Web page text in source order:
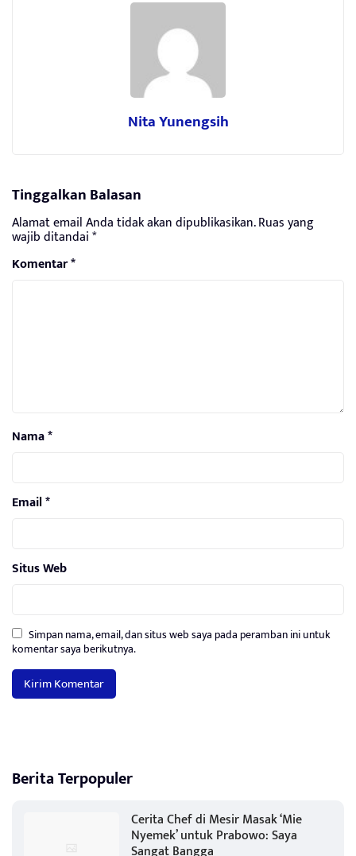
Nita Yunengsih
Tinggalkan Balasan
Alamat email Anda tidak akan dipublikasikan.Ruas yang
wajib ditandai*
Komentar*
Nama*
Email*
Situs Web
Simpan nama, email, dan situs web saya pada peramban ini untuk
komentar saya berikutnya.
Berita Terpopuler
Cerita Chef di Mesir Masak ‘Mie
Nyemek’ untuk Prabowo: Saya
Sangat Bangga